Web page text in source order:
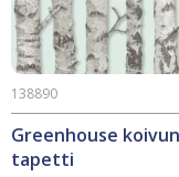
Greenhouse
tapetti
138890